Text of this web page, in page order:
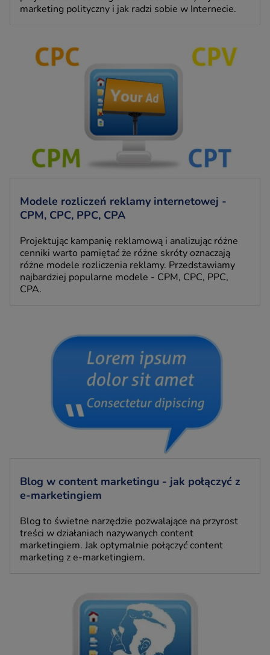
marketing polityczny i jak radzi sobie w Internecie.
Modele rozliczeń reklamy internetowej -
CPM, CPC, PPC, CPA
Projektując kampanię reklamową i analizując różne
cenniki warto pamiętać że różne skróty oznaczają
różne modele rozliczenia reklamy. Przedstawiamy
najbardziej popularne modele - CPM, CPC, PPC,
CPA.
Blog w content marketingu - jak połączyć z
e-marketingiem
Blog to świetne narzędzie pozwalające na przyrost
treści w działaniach nazywanych content
marketingiem. Jak optymalnie połączyć content
marketing z e-marketingiem.